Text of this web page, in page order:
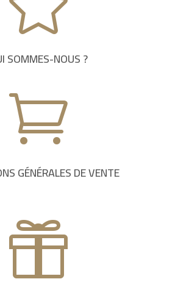
SOMMES-NOUS ?

GÉNÉRALES DE VENTE
